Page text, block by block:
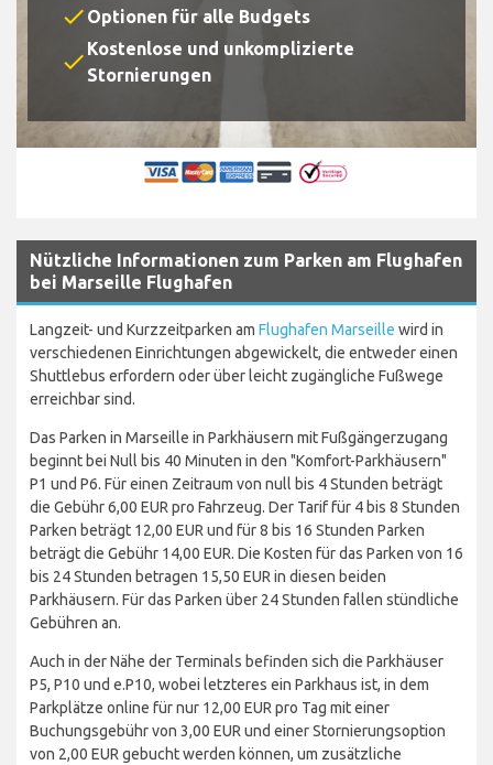
check Optionen für alle Budgets
check Kostenlose und unkomplizierte
Stornierungen
Nützliche Informationen zum Parken am Flughafen
bei Marseille Flughafen
Langzeit- und Kurzzeitparken am Flughafen Marseille wird in
verschiedenen Einrichtungen abgewickelt, die entweder einen
Shuttlebus erfordern oder über leicht zugängliche Fußwege
erreichbar sind.
Das Parken in Marseille in Parkhäusern mit Fußgängerzugang
beginnt bei Null bis 40 Minuten in den "Komfort-Parkhäusern"
P1 und P6. Für einen Zeitraum von null bis 4 Stunden beträgt
die Gebühr 6,00 EUR pro Fahrzeug. Der Tarif für 4 bis 8 Stunden
Parken beträgt 12,00 EUR und für 8 bis 16 Stunden Parken
beträgt die Gebühr 14,00 EUR. Die Kosten für das Parken von 16
bis 24 Stunden betragen 15,50 EUR in diesen beiden
Parkhäusern. Für das Parken über 24 Stunden fallen stündliche
Gebühren an.
Auch in der Nähe der Terminals befinden sich die Parkhäuser
P5, P10 und e.P10, wobei letzteres ein Parkhaus ist, in dem
Parkplätze online für nur 12,00 EUR pro Tag mit einer
Buchungsgebühr von 3,00 EUR und einer Stornierungsoption
von 2,00 EUR gebucht werden können, um zusätzliche